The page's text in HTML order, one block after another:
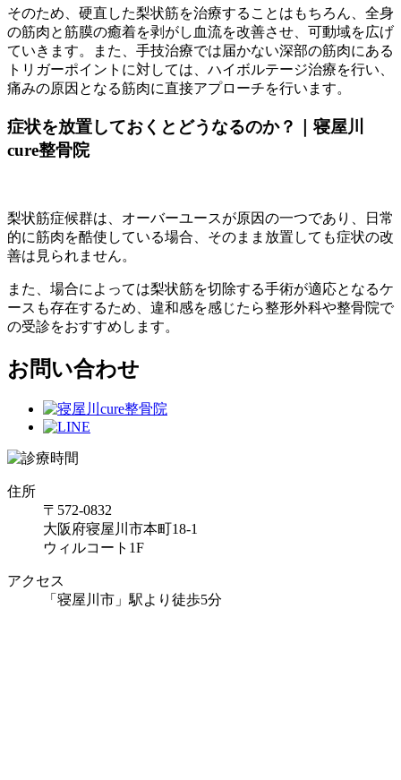
そのため、硬直した梨状筋を治療することはもちろん、全身
の筋肉と筋膜の癒着を剥がし血流を改善させ、可動域を広げ
ていきます。また、手技治療では届かない深部の筋肉にある
トリガーポイントに対しては、ハイボルテージ治療を行い
痛みの原因となる筋肉に直接アプローチを行います。
症状を放置しておくとどうなるのか？｜寝屋川
cure整骨院
梨状筋症候群は、オーバーユースが原因の一つであり、日常
的に筋肉を酷使している場合、そのまま放置しても症状の改
善は見られません。
また、場合によっては梨状筋を切除する手術が適応となるケ
ースも存在するため、違和感を感じたら整形外科や整骨院で
の受診をおすすめします。
お問い合わせ
住所
〒572-0832
大阪府寝屋川市本町18-1
ウィルコート1F
アクセス
「寝屋川市」駅より徒歩5分